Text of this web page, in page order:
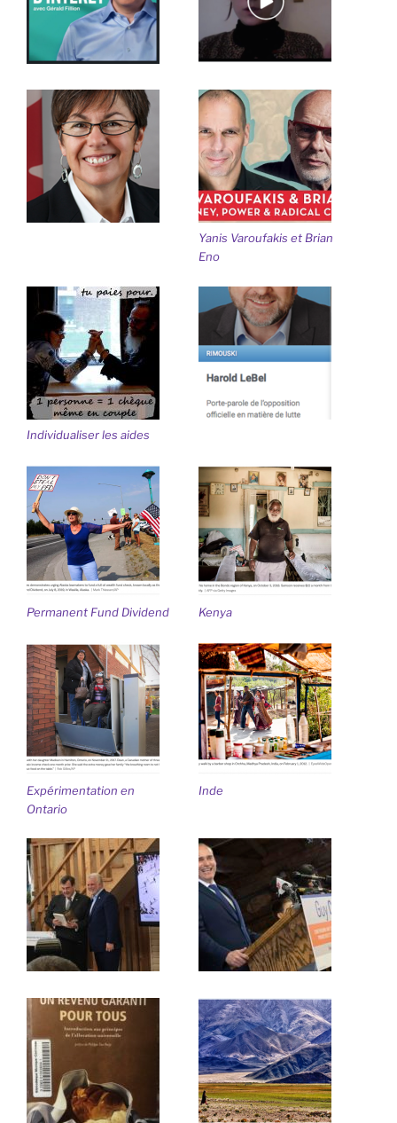
Yanis Varoufakis et Brian
Eno
Individualiser les aides
Permanent Fund Dividend Kenya
Expérimentation en
Ontario
Inde